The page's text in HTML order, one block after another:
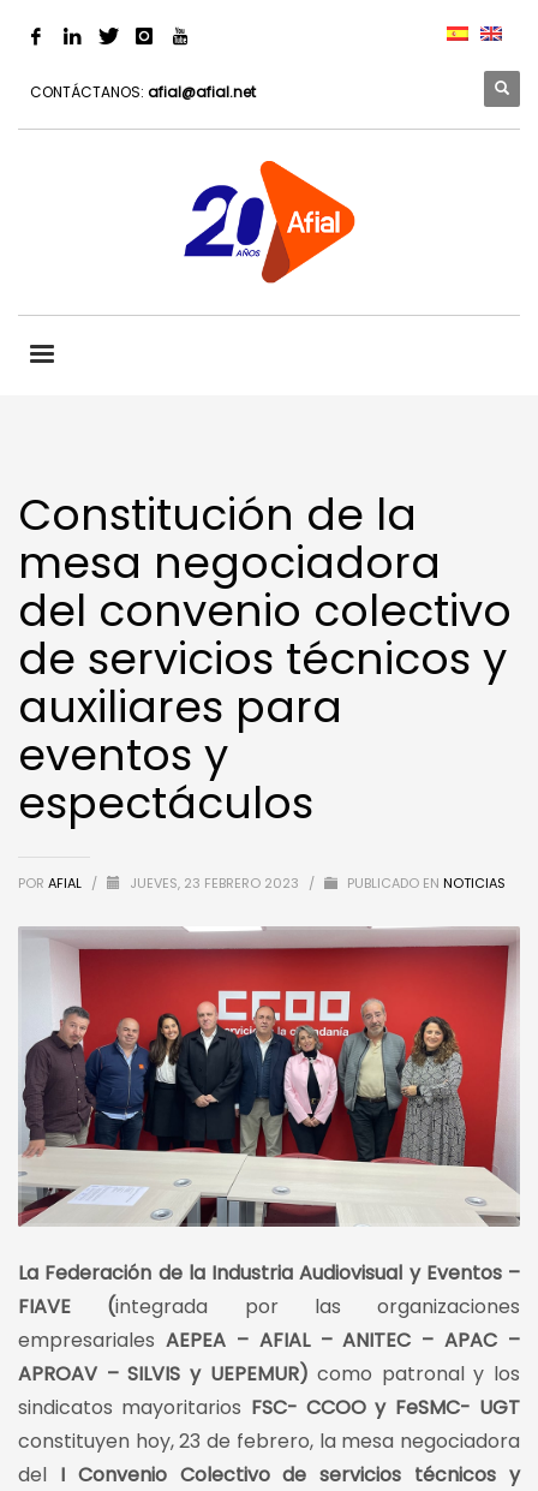
CONTÁCTANOS: afial@afial.net
Constitución de la
mesa negociadora
del convenio colectivo
de servicios técnicos y
auxiliares para
eventos y
espectáculos
POR AFIAL / JUEVES, 23 FEBRERO 2023 / PUBLICADO EN NOTICIAS
La Federación de la Industria Audiovisual y Eventos –
FIAVE (integrada por las organizaciones
empresariales AEPEA – AFIAL – ANITEC – APAC –
APROAV – SILVIS y UEPEMUR) como patronal y los
sindicatos mayoritarios FSC- CCOO y FeSMC- UGT
constituyen hoy, 23 de febrero, la mesa negociadora
del I Convenio Colectivo de servicios técnicos y